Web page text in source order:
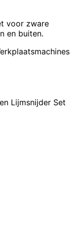
voor zware
en buiten.
Lijmsnijder Set